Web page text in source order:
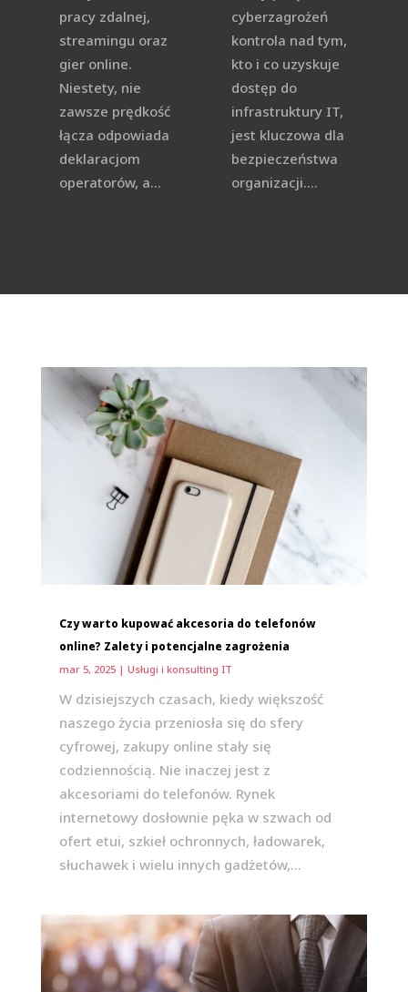
pracy zdalnej,
streamingu oraz
gier online.
Niestety, nie
zawsze prędkość
łącza odpowiada
deklaracjom
operatorów, a...
cyberzagrożeń
kontrola nad tym,
kto i co uzyskuje
dostęp do
infrastruktury IT,
jest kluczowa dla
bezpieczeństwa
organizacji....
Czy warto kupować akcesoria do telefonów
online? Zalety i potencjalne zagrożenia
mar 5, 2025| Usługi i konsulting IT
W dzisiejszych czasach, kiedy większość
naszego życia przeniosła się do sfery
cyfrowej, zakupy online stały się
codziennością. Nie inaczej jest z
akcesoriami do telefonów. Rynek
internetowy dosłownie pęka w szwach od
ofert etui, szkieł ochronnych, ładowarek,
słuchawek i wielu innych gadżetów,...